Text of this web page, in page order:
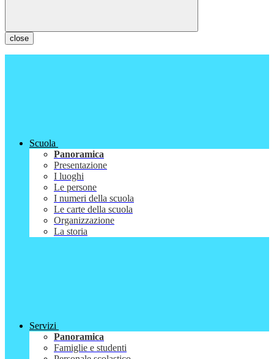
close
Scuola
Panoramica
Presentazione
I luoghi
Le persone
I numeri della scuola
Le carte della scuola
Organizzazione
La storia
Servizi
Panoramica
Famiglie e studenti